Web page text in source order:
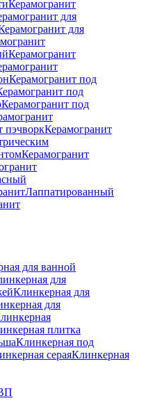
Керамогранит
для
для
Керамогранит
Керамогранит под
под
Керамогранит под
пэчворкКерамогранит
Керамогранит
Лаппатированный
для ванной
для
Клинкерная для
для
плитка
Клинкерная под
сераяКлинкерная